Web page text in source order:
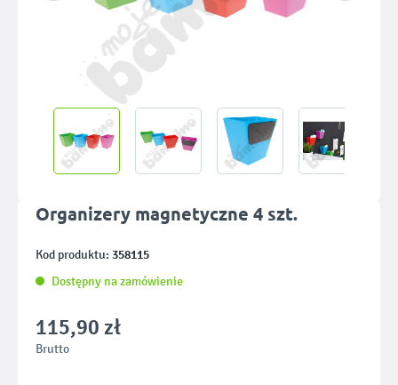
Organizery magnetyczne 4 szt.
Kod produktu: 358115
Dostępny na zamówienie
115,90 zł
Brutto